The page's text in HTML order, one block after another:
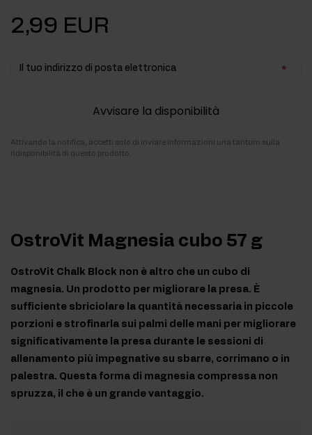
2,99 EUR
Il tuo indirizzo di posta elettronica
Avvisare la disponibilità
Attivando la notifica, accetti solo di inviare informazioni una tantum sulla
ridisponibilità di questo prodotto.
OstroVit Magnesia cubo 57 g
OstroVit Chalk Block non è altro che un cubo di
magnesia. Un prodotto per migliorare la presa. È
sufficiente sbriciolare la quantità necessaria in piccole
porzioni e strofinarla sui palmi delle mani per migliorare
significativamente la presa durante le sessioni di
allenamento più impegnative su sbarre, corrimano o in
palestra. Questa forma di magnesia compressa non
spruzza, il che è un grande vantaggio.